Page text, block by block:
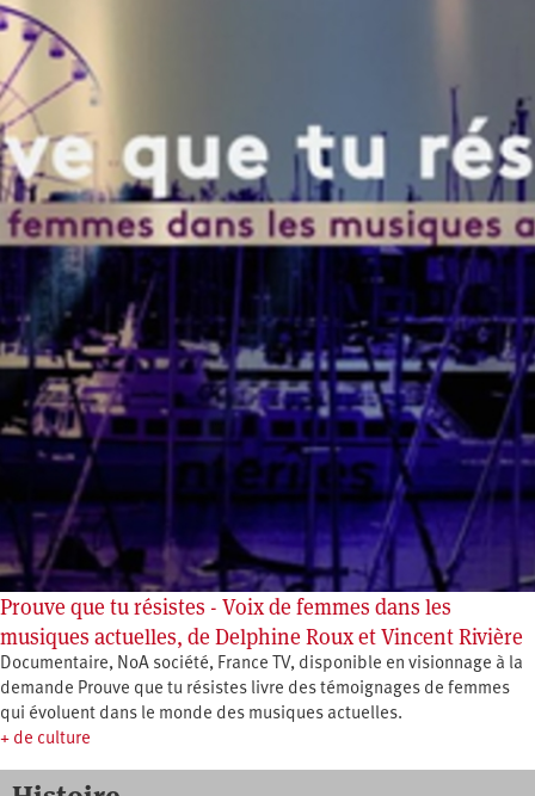
Prouve que tu résistes - Voix de femmes dans les
musiques actuelles, de Delphine Roux et Vincent Rivière
Documentaire, NoA société, France TV, disponible en visionnage à la
demande Prouve que tu résistes livre des témoignages de femmes
qui évoluent dans le monde des musiques actuelles.
+ de culture